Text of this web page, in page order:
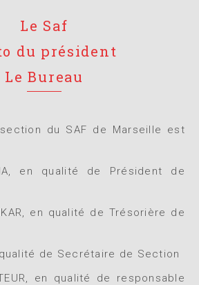
Le Saf
du président
Le Bureau
du SAF de Marseille est
en qualité de Président de
en qualité de Trésorière de
de Secrétaire de Section
en qualité de responsable